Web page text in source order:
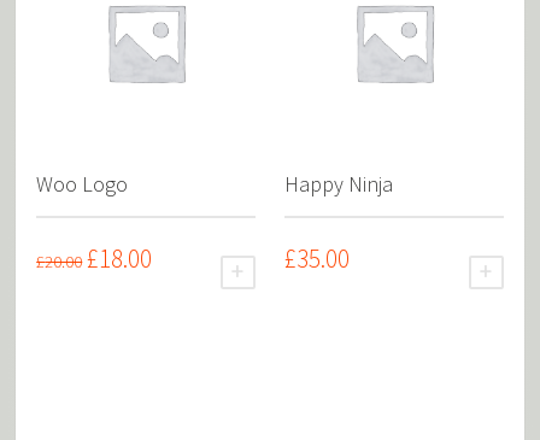
Woo Logo
£20.00 £18.00 AJOUTER AU PANIER
Happy Ninja
£35.00